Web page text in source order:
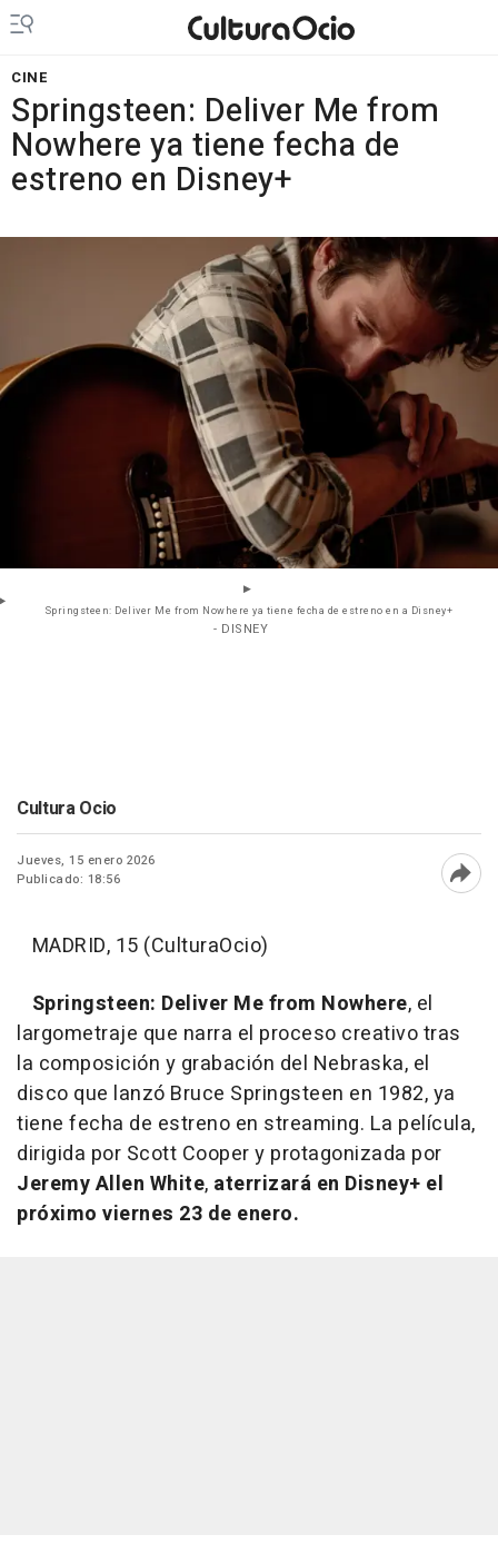
CINE
Springsteen: Deliver Me from
Nowhere ya tiene fecha de
estreno en Disney+
Springsteen: Deliver Me from Nowhere ya tiene fecha de estreno en a Disney+
- DISNEY
Cultura Ocio
Jueves, 15 enero 2026
Publicado: 18:56
MADRID, 15 (CulturaOcio)
Springsteen: Deliver Me from Nowhere, el
largometraje que narra el proceso creativo tras
la composición y grabación del Nebraska, el
disco que lanzó Bruce Springsteen en 1982, ya
tiene fecha de estreno en streaming. La película,
dirigida por Scott Cooper y protagonizada por
Jeremy Allen White, aterrizará en Disney+ el
próximo viernes 23 de enero.